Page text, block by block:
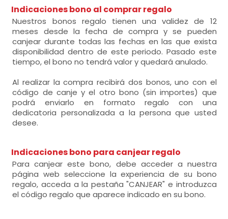
Indicaciones bono al comprar regalo
Nuestros bonos regalo tienen una validez de 12
meses desde la fecha de compra y se pueden
canjear durante todas las fechas en las que exista
disponibilidad dentro de este periodo. Pasado este
tiempo, el bono no tendrá valor y quedará anulado.
Al realizar la compra recibirá dos bonos, uno con el
código de canje y el otro bono (sin importes) que
podrá enviarlo en formato regalo con una
dedicatoria personalizada a la persona que usted
desee.
Indicaciones bono para canjear regalo
Para canjear este bono, debe acceder a nuestra
página web seleccione la experiencia de su bono
regalo, acceda a la pestaña "CANJEAR" e introduzca
el código regalo que aparece indicado en su bono.